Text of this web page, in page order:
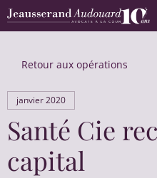
Retour aux opérations
janvier 2020
Santé Cie
capital